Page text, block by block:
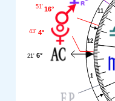
1
11
12
16°
51'
4°
43'
6°
21'